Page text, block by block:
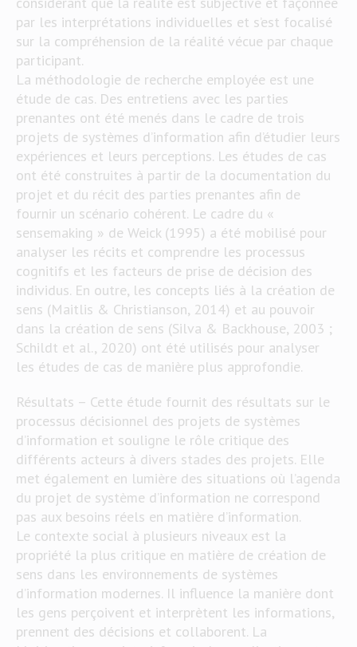
par les interprétations individuelles et s’est focalisé
sur la compréhension de la réalité vécue par chaque
participant.
La méthodologie de recherche employée est une
étude de cas. Des entretiens avec les parties
prenantes ont été menés dans le cadre de trois
projets de systèmes d’information afin d’étudier leurs
expériences et leurs perceptions. Les études de cas
ont été construites à partir de la documentation du
projet et du récit des parties prenantes afin de
fournir un scénario cohérent. Le cadre du «
sensemaking » de Weick (1995) a été mobilisé pour
analyser les récits et comprendre les processus
cognitifs et les facteurs de prise de décision des
individus. En outre, les concepts liés à la création de
sens (Maitlis & Christianson, 2014) et au pouvoir
dans la création de sens (Silva & Backhouse, 2003 ;
Schildt et al., 2020) ont été utilisés pour analyser
les études de cas de manière plus approfondie.
Résultats – Cette étude fournit des résultats sur le
processus décisionnel des projets de systèmes
d’information et souligne le rôle critique des
différents acteurs à divers stades des projets. Elle
met également en lumière des situations où l’agenda
du projet de système d’information ne correspond
pas aux besoins réels en matière d’information.
Le contexte social à plusieurs niveaux est la
propriété la plus critique en matière de création de
sens dans les environnements de systèmes
d’information modernes. Il influence la manière dont
les gens perçoivent et interprètent les informations,
prennent des décisions et collaborent. La